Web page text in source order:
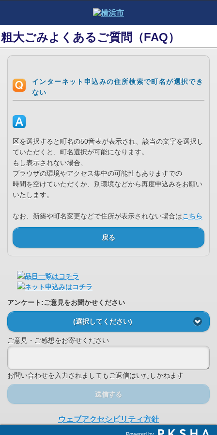
粗大ごみよくあるご質問（FAQ）
インターネット申込みの住所検索で町名が選択でき
ない
区を選択すると町名の50音表が表示され、該当の文字を選択し
ていただくと、町名選択が可能になります。
もし表示されない場合、
ブラウザの環境やアクセス集中の可能性もありますでの
時間を空けていただくか、別環境などから再度申込みをお願い
いたします。
なお、新築や町名変更などで住所が表示されない場合はこちら
戻る
アンケート:ご意見をお聞かせください
(選択してください)
ご意見・ご感想をお寄せください
お問い合わせを入力されましてもご返信はいたしかねます
送信する
ウェブアクセシビリティ方針